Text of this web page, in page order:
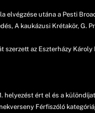
elvégzése utána a Pesti
A kaukázusi Krétakör, G.
szerzett az Eszterházy
helyezést ért el és a
Férfiszóló